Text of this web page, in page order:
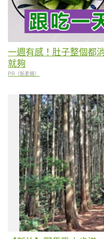
一週有感！肚子整個都
就夠
PR（新素簡）